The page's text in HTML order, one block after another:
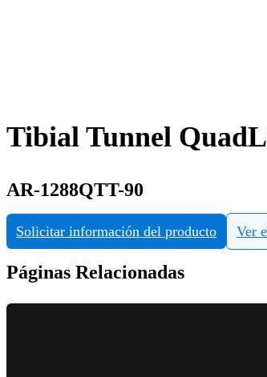
Tibial Tunnel
AR-1288QTT-90
Solicitar información del producto Ver
Páginas Relacionadas